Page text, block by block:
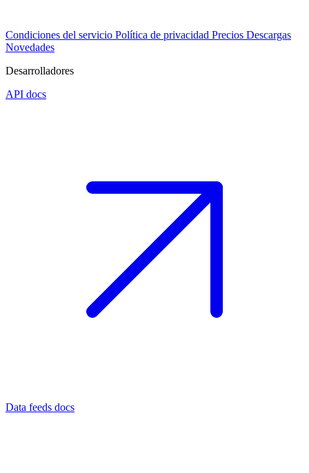
Condiciones del servicio Política de privacidad Precios Descargas
Novedades
Desarrolladores
API docs
Data feeds docs